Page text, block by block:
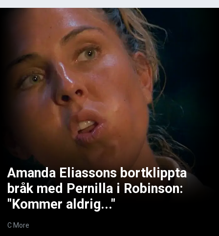
Amanda Eliassons bortklippta
bråk med Pernilla i Robinson:
"Kommer aldrig..."
C More